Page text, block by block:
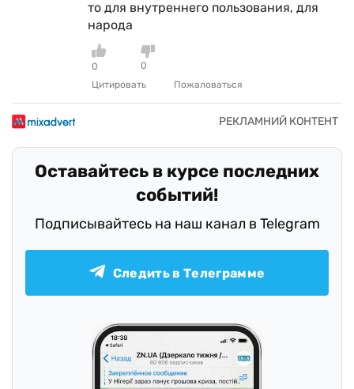
то для внутреннего пользования, для
народа
0
0
Цитировать
Пожаловаться
Оставайтесь в курсе последних
событий!
Подписывайтесь на наш канал в Telegram
Следить в Телеграмме